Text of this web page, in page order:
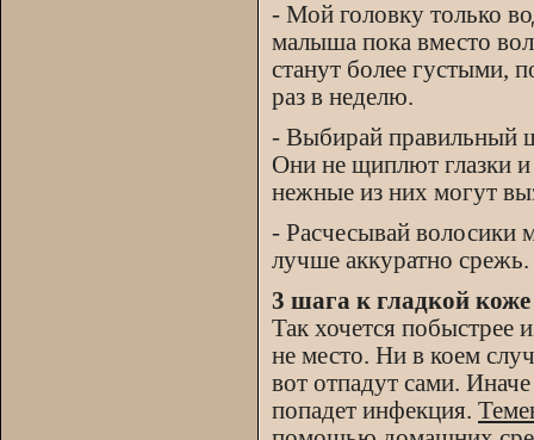
- Мой головку только
малыша пока вместо
станут более густыми,
раз в неделю.
- Выбирай правильный
Они не щиплют глазки
нежные из них могут
- Расчесывай волосики
лучше аккуратно срежь.
3 шага к гладкой коже
Так хочется побыстрее
не место. Ни в коем
вот отпадут сами.
попадет инфекция.